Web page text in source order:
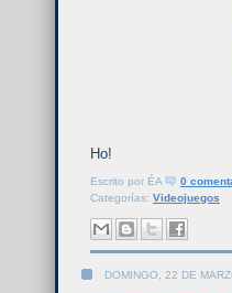
Ho!
Escrito por ÉA
0
Categorías: Videojuegos
DOMINGO, 22 DE